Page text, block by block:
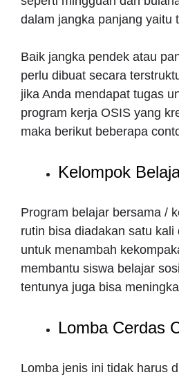
dalam jangka panjang yaitu
Baik jangka pendek atau
perlu dibuat secara
jika Anda mendapat tugas
program kerja OSIS yang
maka berikut beberapa
Kelompok
Program belajar bersama /
rutin bisa diadakan satu kali
untuk menambah
membantu siswa belajar
tentunya juga bisa
Lomba Cerdas
Lomba jenis ini tidak harus